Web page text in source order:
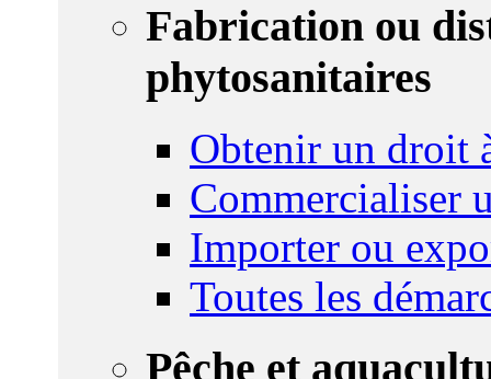
Fabrication ou
phytosanitaires
Obtenir un droit
Commercialiser
Importer ou
Toutes les
Pêche et